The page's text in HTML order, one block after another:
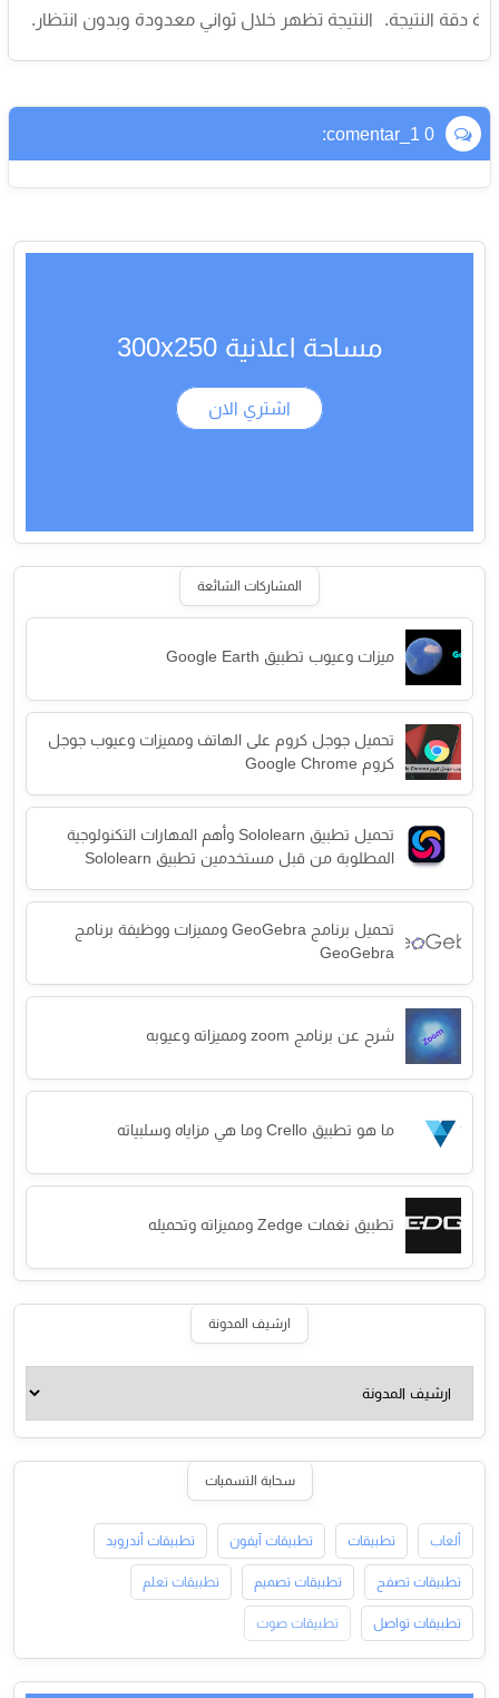
دقة النتيجة. النتيجة تظهر خلال ثواني معدودة وبدون انتظار.
مساحة اعلانية 300x250
اشتري الان
المشاركات الشائعة
ميزات وعيوب تطبيق Google Earth
تحميل جوجل كروم على الهاتف ومميزات وعيوب جوجل
كروم Google Chrome
تحميل تطبيق Sololearn وأهم المهارات التكنولوجية
المطلوبة من قبل مستخدمين تطبيق Sololearn
تحميل برنامج GeoGebra ومميزات ووظيفة برنامج
GeoGebra
شرح عن برنامج zoom ومميزاته وعيوبه
ما هو تطبيق Crello وما هي مزاياه وسلبياته
تطبيق نغمات Zedge ومميزاته وتحميله
ارشيف المدونة
سحابة التسميات
ألعاب تطبيقات تطبيقات آيفون تطبيقات أندرويد
تطبيقات تصفح تطبيقات تصميم تطبيقات تعلم
تطبيقات تواصل تطبيقات صوت